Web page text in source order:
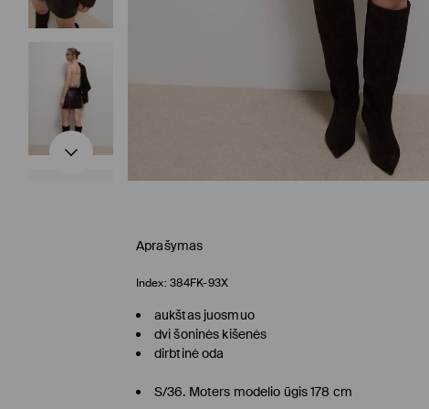
Aprašymas
Index: 384FK-93X
aukštas juosmuo
dvi šoninės kišenės
dirbtinė oda
S/36. Moters modelio ūgis 178 cm